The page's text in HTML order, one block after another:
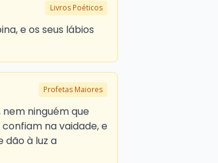
Livros Poéticos
e os seus lábios
Profetas Maiores
ninguém que
na vaidade, e
dão à luz a